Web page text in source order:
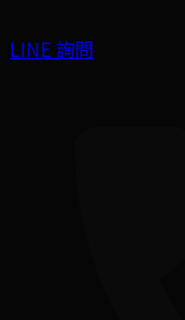
LINE 詢問